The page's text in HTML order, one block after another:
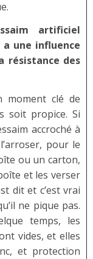
artificiel
une influence
résistance des
moment clé de
soit propice. Si
accroché à
pour le
ou un carton,
et les verser
dit et c’est vrai
ne pique pas.
temps, les
vides, et elles
et protection